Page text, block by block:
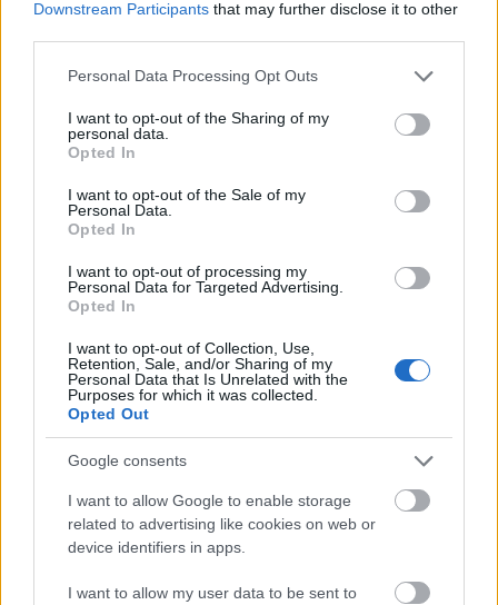
Downstream Participants that may further disclose it to other
Please note that this website/app uses one or more Google
not limited to your visit or usage behaviour. You may click to
grant or deny consent to Google and its third-party tags to
use your data for below specified purposes in below Google
consent section.
Personal Data Processing Opt Outs
I want to opt-out of the Sharing of my
personal data.
Opted In
I want to opt-out of the Sale of my
Personal Data.
Opted In
I want to opt-out of processing my
Personal Data for Targeted Advertising.
Opted In
I want to opt-out of Collection, Use,
Retention, Sale, and/or Sharing of my
Personal Data that Is Unrelated with the
Purposes for which it was collected.
Opted Out
Google consents
I want to allow Google to enable storage
related to advertising like cookies on web or
device identifiers in apps.
I want to allow my user data to be sent to
από την πυρκαγιά στην Αττική πέρυσι κάηκαν σε
λεκάνες της Αττικής, αυξάνοντας αισθητά τον
κίνδυνο πλημμύρας σε περίπτωση έντονων
βροχοπτώσεων. Αυτός είναι και ο λόγος που το
Αττικής, μετά από πρωτοβουλία του
Περιφερειάρχη κ. Γιώργου Πατούλη, και εκπόνησε
μέσα σε διάστημα τριών μηνών την μελέτη
εκτίμησης πλημμυρικού κινδύνου» σημειώνει ο κ.
Κοντοές.